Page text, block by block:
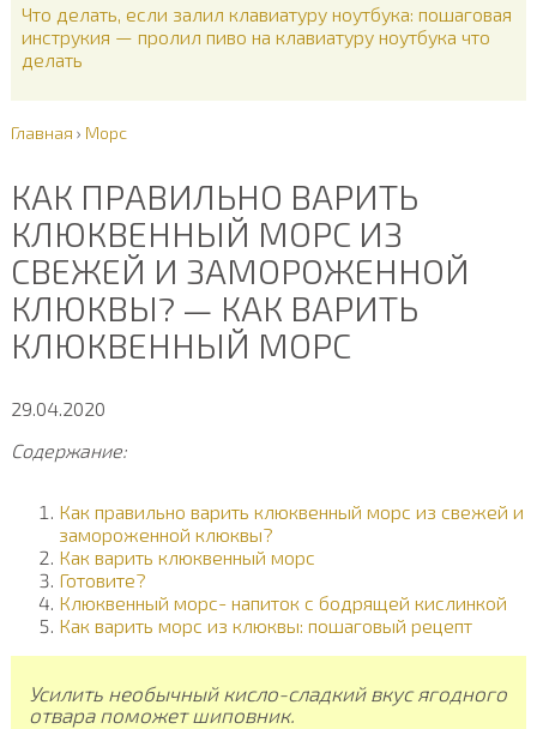
Что делать, если залил клавиатуру ноутбука: пошаговая
инструкия — пролил пиво на клавиатуру ноутбука что
делать
Главная › Морс
КАК ПРАВИЛЬНО ВАРИТЬ
КЛЮКВЕННЫЙ МОРС ИЗ
СВЕЖЕЙ И ЗАМОРОЖЕННОЙ
КЛЮКВЫ? — КАК ВАРИТЬ
КЛЮКВЕННЫЙ МОРС
29.04.2020
Содержание:
Как правильно варить клюквенный морс из свежей и
замороженной клюквы?
Как варить клюквенный морс
Готовите?
Клюквенный морс- напиток с бодрящей кислинкой
Как варить морс из клюквы: пошаговый рецепт
Усилить необычный кисло-сладкий вкус ягодного
отвара поможет шиповник.